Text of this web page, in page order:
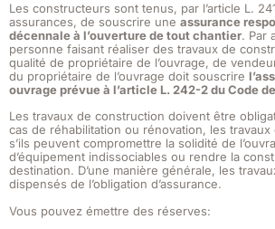
Les constructeurs sont tenus, par l’article L.
assurances, de souscrire une assurance
décennale à l’ouverture de tout chantier. Par
personne faisant réaliser des travaux de
qualité de propriétaire de l’ouvrage, de
du propriétaire de l’ouvrage doit souscrire
ouvrage prévue à l’article L. 242-2 du Code
Les travaux de construction doivent être
cas de réhabilitation ou rénovation, les
s’ils peuvent compromettre la solidité de
d’équipement indissociables ou rendre la
destination. D’une manière générale, les
dispensés de l’obligation d’assurance.
Vous pouvez émettre des réserves: